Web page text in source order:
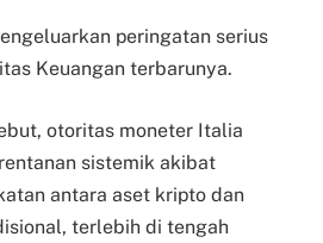
peringatan serius
Keuangan terbarunya.
otoritas moneter Italia
sistemik akibat
antara aset kripto dan
terlebih di tengah